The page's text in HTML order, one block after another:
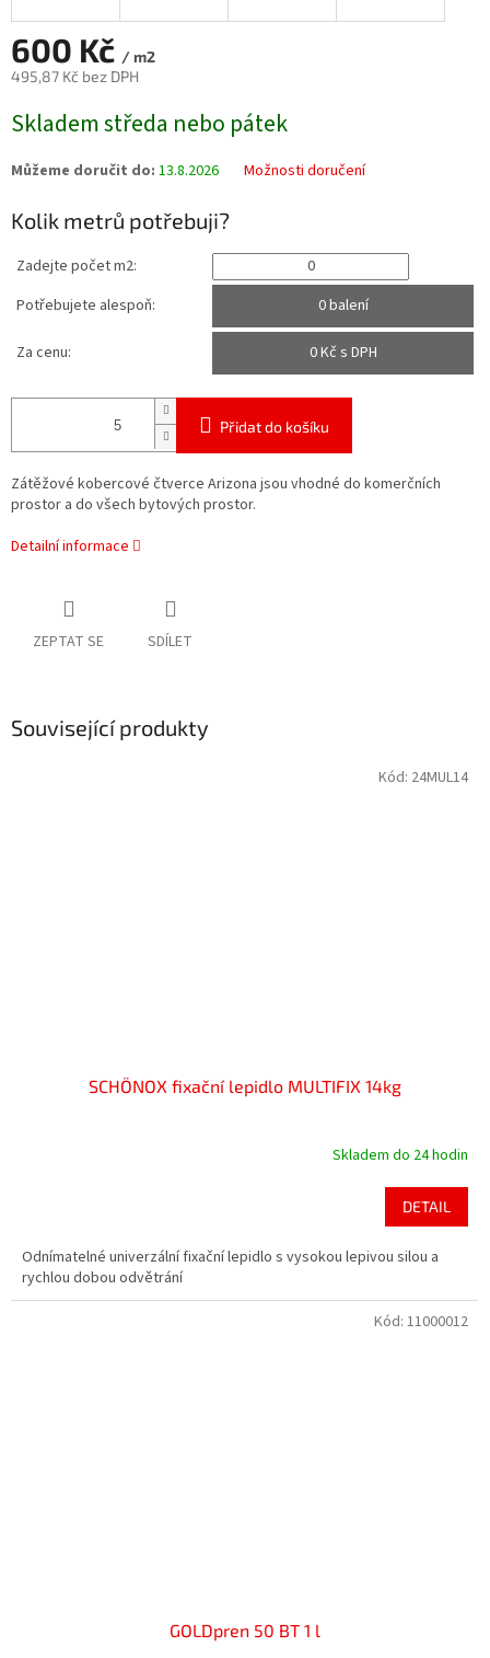
600 Kč / m2
495,87 Kč bez DPH
cena:
Skladem středa nebo pátek
Můžeme doručit do: 13.8.2026 Možnosti doručení
Kolik metrů potřebuji?
Zadejte počet m2:
Potřebujete alespoň:
0 balení
Za cenu: 0Kč s DPH
Přidat do košíku
Zátěžové kobercové čtverce Arizona jsou vhodné do komerčních
prostor a do všech bytových prostor.
Detailní informace
ZEPTAT SE SDÍLET
Související produkty
SCHÖNOX fixační lepidlo MULTIFIX 14kg
Skladem do 24 hodin
DETAIL
Odnímatelné univerzální fixační lepidlo s vysokou lepivou silou a
rychlou dobou odvětrání
Kód: 24MUL14
GOLDpren 50 BT 1 l
Kód: 11000012